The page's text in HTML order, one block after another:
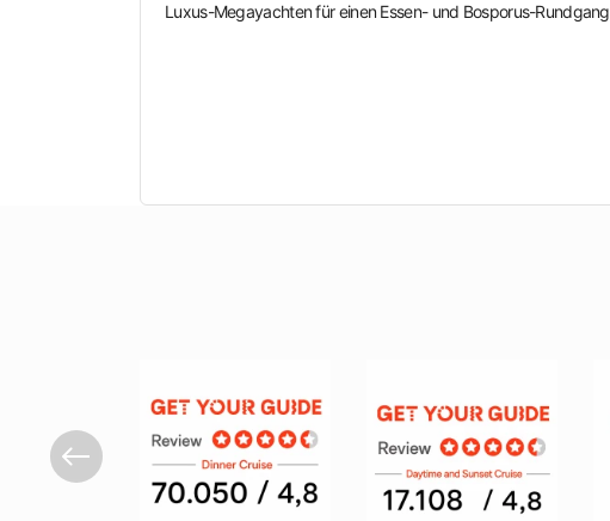
Luxus-Megayachten für einen Essen- und Bosporus-Rundgang